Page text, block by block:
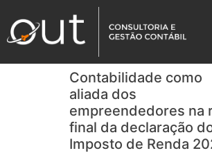
Contabilidade como
aliada dos
empreendedores na
final da declaração
Imposto de Renda